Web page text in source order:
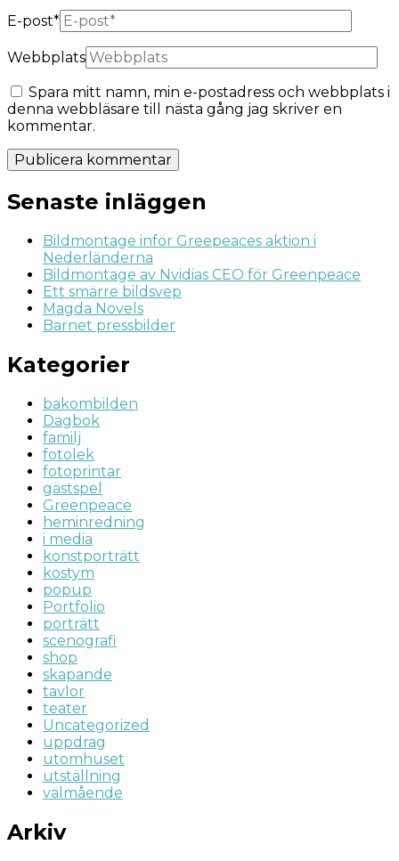
E-post*
Webbplats
Spara mitt namn, min e-postadress och webbplats i
denna webbläsare till nästa gång jag skriver en
kommentar.
Senaste inläggen
Bildmontage inför Greepeaces aktion i
Nederländerna
Bildmontage av Nvidias CEO för Greenpeace
Ett smärre bildsvep
Magda Novels
Barnet pressbilder
Kategorier
bakombilden
Dagbok
familj
fotolek
fotoprintar
gästspel
Greenpeace
heminredning
i media
konstporträtt
kostym
popup
Portfolio
porträtt
scenografi
shop
skapande
tavlor
teater
Uncategorized
uppdrag
utomhuset
utställning
välmående
Arkiv